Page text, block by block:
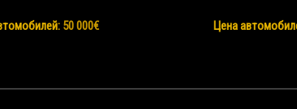
50 000€ Цена